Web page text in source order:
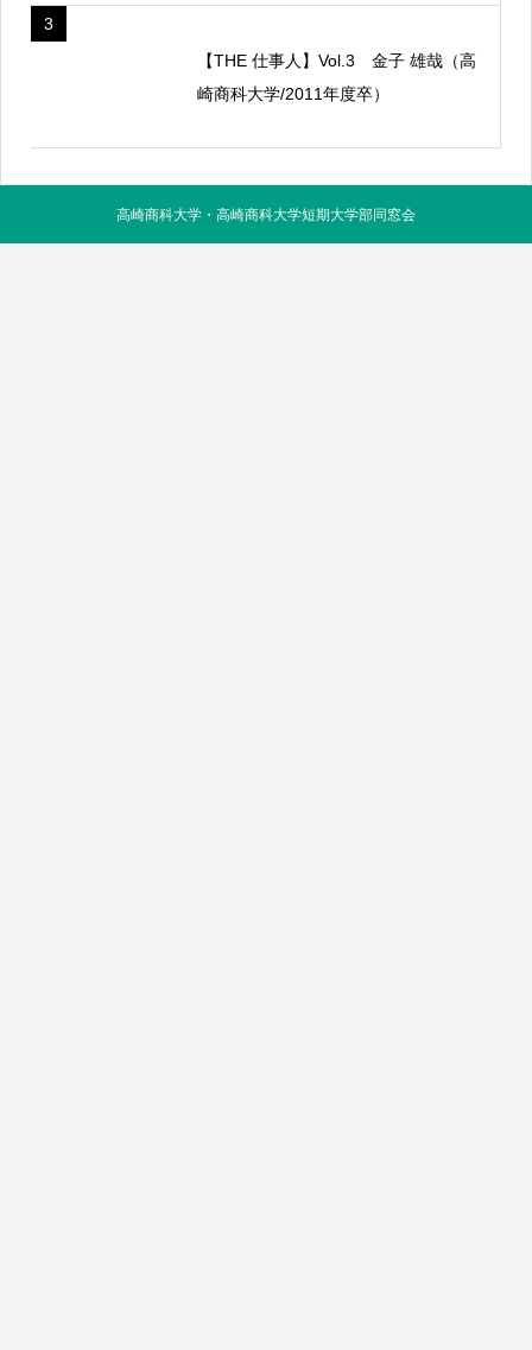
3
【THE 仕事人】Vol.3 金子 雄哉（高
崎商科大学/2011年度卒）
高崎商科大学・高崎商科大学短期大学部同窓会